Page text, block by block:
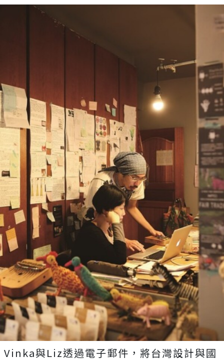
Vinka與Liz透過電子郵件，將台灣設計與國